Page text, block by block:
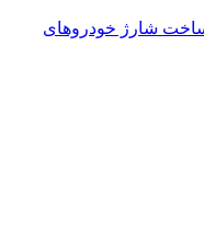
شارژ خودروهای